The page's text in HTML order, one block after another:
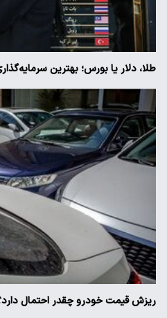
طلا، دلار یا بورس؛ بهترین
ریزش قیمت خودرو چقدر احتمال